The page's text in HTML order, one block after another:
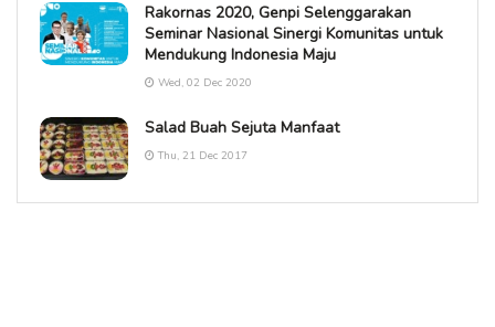
Rakornas 2020, Genpi Selenggarakan
Seminar Nasional Sinergi Komunitas untuk
Mendukung Indonesia Maju
Wed, 02 Dec 2020
Salad Buah Sejuta Manfaat
Thu, 21 Dec 2017